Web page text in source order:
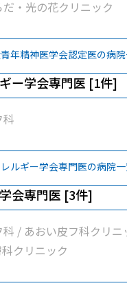
・光の花クリニック
年精神医学会認定医の病
ー学会専門医 [1件]
科
ルギー学会専門医の病院
会専門医 [3件]
/ あおい皮フ科クリ
クリニック